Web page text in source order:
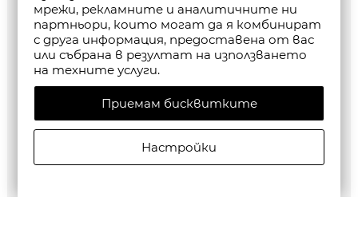
мрежи, рекламните и аналитичните ни
партньори, които могат да я комбинират
с друга информация, предоставена от вас
или събрана в резултат на използването
на техните услуги.
Приемам бисквитките
Настройки